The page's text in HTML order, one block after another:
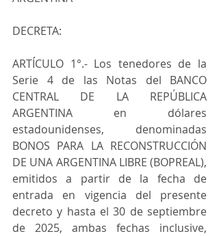
DECRETA:
ARTÍCULO 1°.- Los tenedores de la
Serie 4 de las Notas del BANCO
CENTRAL DE LA REPÚBLICA
ARGENTINA en dólares
estadounidenses, denominadas
BONOS PARA LA RECONSTRUCCIÓN
DE UNA ARGENTINA LIBRE (BOPREAL),
emitidos a partir de la fecha de
entrada en vigencia del presente
decreto y hasta el 30 de septiembre
de 2025, ambas fechas inclusive,